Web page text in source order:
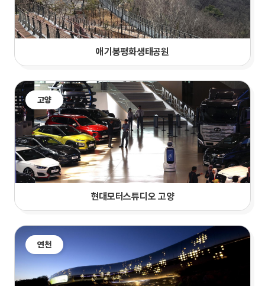
애기봉평화생태공원
고양
현대모터스튜디오 고양
연천